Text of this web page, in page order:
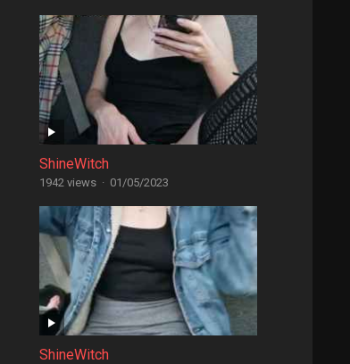
ShineWitch
1942 views · 01/05/2023
ShineWitch